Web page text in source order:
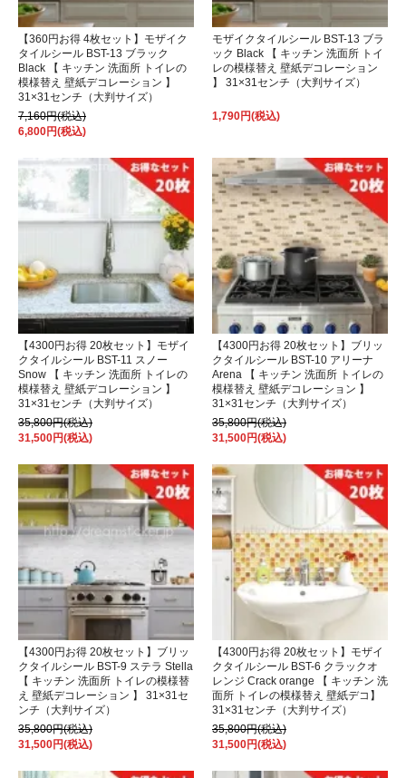
【360円お得 4枚セット】モザイク
タイルシール BST-13 ブラック
Black 【 キッチン 洗面所 トイレの
模様替え 壁紙デコレーション 】
31×31センチ（大判サイズ）
7,160円(税込)
6,800円(税込)
モザイクタイルシール BST-13 ブラ
ック Black 【 キッチン 洗面所 トイ
レの模様替え 壁紙デコレーション
】 31×31センチ（大判サイズ）
1,790円(税込)
【4300円お得 20枚セット】モザイ
クタイルシール BST-11 スノー
Snow 【 キッチン 洗面所 トイレの
模様替え 壁紙デコレーション 】
31×31センチ（大判サイズ）
35,800円(税込)
31,500円(税込)
【4300円お得 20枚セット】ブリッ
クタイルシール BST-10 アリーナ
Arena 【 キッチン 洗面所 トイレの
模様替え 壁紙デコレーション 】
31×31センチ（大判サイズ）
35,800円(税込)
31,500円(税込)
【4300円お得 20枚セット】ブリッ
クタイルシール BST-9 ステラ Stella
【 キッチン 洗面所 トイレの模様替
え 壁紙デコレーション 】 31×31セ
ンチ（大判サイズ）
35,800円(税込)
31,500円(税込)
【4300円お得 20枚セット】モザイ
クタイルシール BST-6 クラックオ
レンジ Crack orange 【 キッチン 洗
面所 トイレの模様替え 壁紙デコ】
31×31センチ（大判サイズ）
35,800円(税込)
31,500円(税込)